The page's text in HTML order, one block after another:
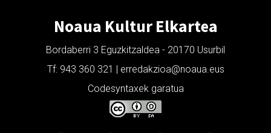
Noaua Kultur Elkartea
Bordaberri 3 Eguzkitzaldea - 20170 Usurbil
Tf: 943 360 321 | erredakzioa@noaua.eus
Codesyntaxek garatua